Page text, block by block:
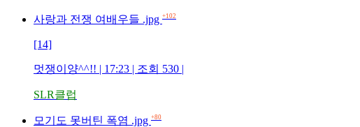
사랑과 전쟁 여배우들 .jpg +102
[14]
멋쟁이양^^!! | 17:23 | 조회 530 |
SLR클럽
모기도 못버틴 폭염 .jpg +80